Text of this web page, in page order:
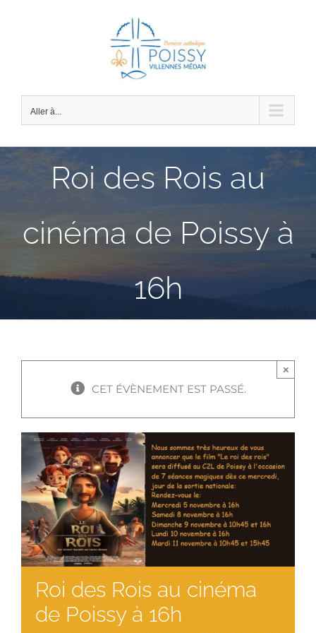
Aller à...
Roi des Rois au
cinéma de Poissy à
16h
CET ÉVÈNEMENT EST PASSÉ.
×
Roi des Rois au cinéma
de Poissy à 16h